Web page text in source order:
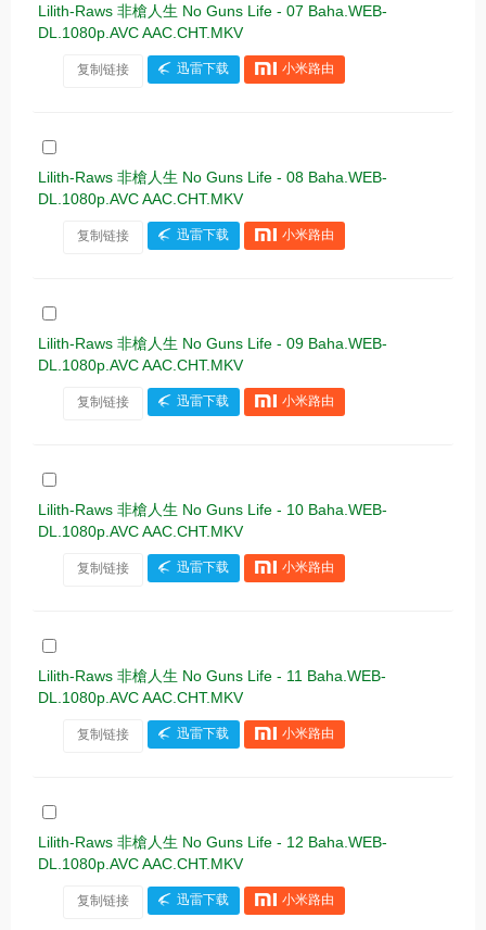
Lilith-Raws 非槍人生 No Guns Life - 07 Baha.WEB-
DL.1080p.AVC AAC.CHT.MKV
复制链接 迅雷下载 小米路由
Lilith-Raws 非槍人生 No Guns Life - 08 Baha.WEB-
DL.1080p.AVC AAC.CHT.MKV
复制链接 迅雷下载 小米路由
Lilith-Raws 非槍人生 No Guns Life - 09 Baha.WEB-
DL.1080p.AVC AAC.CHT.MKV
复制链接 迅雷下载 小米路由
Lilith-Raws 非槍人生 No Guns Life - 10 Baha.WEB-
DL.1080p.AVC AAC.CHT.MKV
复制链接 迅雷下载 小米路由
Lilith-Raws 非槍人生 No Guns Life - 11 Baha.WEB-
DL.1080p.AVC AAC.CHT.MKV
复制链接 迅雷下载 小米路由
Lilith-Raws 非槍人生 No Guns Life - 12 Baha.WEB-
DL.1080p.AVC AAC.CHT.MKV
复制链接 迅雷下载 小米路由